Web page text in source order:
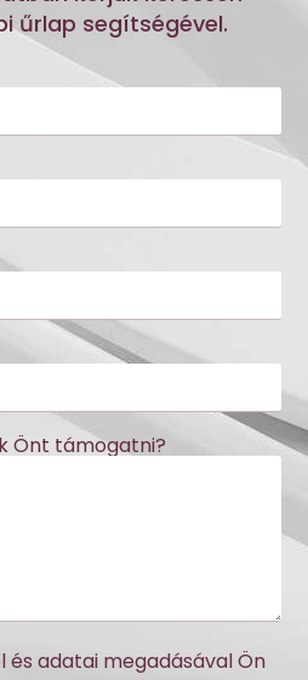
űrlap segítségével.
Önt támogatni?
és adatai megadásával Ön